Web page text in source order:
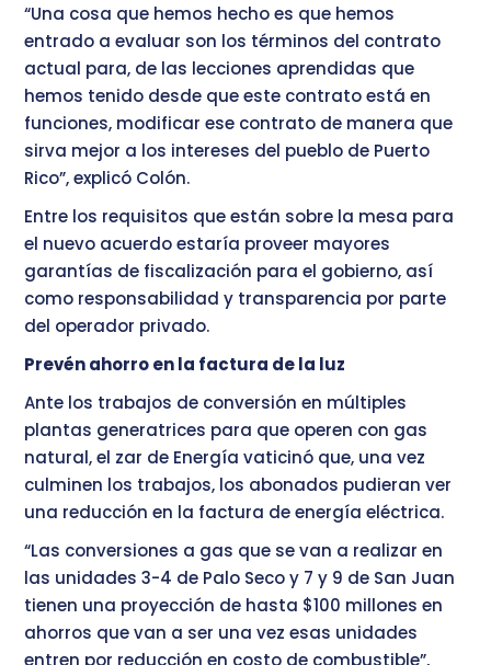
“Una cosa que hemos hecho es que hemos
entrado a evaluar son los términos del contrato
actual para, de las lecciones aprendidas que
hemos tenido desde que este contrato está en
funciones, modificar ese contrato de manera que
sirva mejor a los intereses del pueblo de Puerto
Rico”, explicó Colón.
Entre los requisitos que están sobre la mesa para
el nuevo acuerdo estaría proveer mayores
garantías de fiscalización para el gobierno, así
como responsabilidad y transparencia por parte
del operador privado.
Prevén ahorro en la factura de la luz
Ante los trabajos de conversión en múltiples
plantas generatrices para que operen con gas
natural, el zar de Energía vaticinó que, una vez
culminen los trabajos, los abonados pudieran ver
una reducción en la factura de energía eléctrica.
“Las conversiones a gas que se van a realizar en
las unidades 3-4 de Palo Seco y 7 y 9 de San Juan
tienen una proyección de hasta $100 millones en
ahorros que van a ser una vez esas unidades
entren por reducción en costo de combustible”,